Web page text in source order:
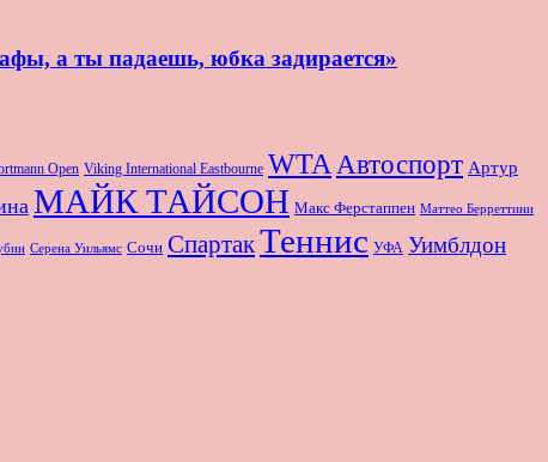
а ты падаешь, юбка задирается»
Open Viking International Eastbourne WTA Автоспорт Артур
МАЙК ТАЙСОН Макс Ферстаппен Маттео Берреттини
Серена Уильямс Сочи СпартакТеннис УФА Уимблдон